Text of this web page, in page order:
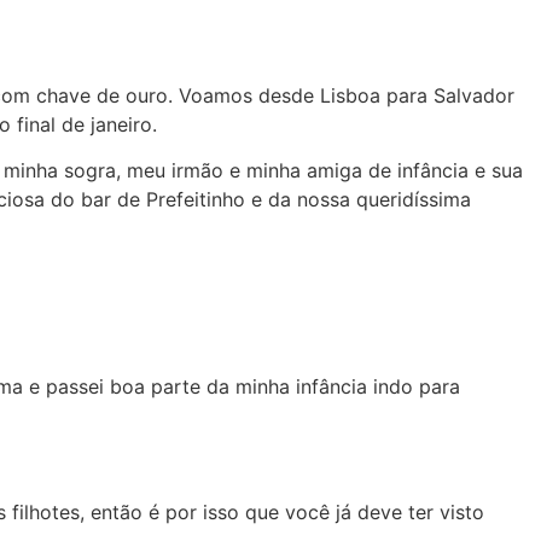
chave de ouro. Voamos desde Lisboa para Salvador
final de janeiro.
sogra, meu irmão e minha amiga de infância e sua
do bar de Prefeitinho e da nossa queridíssima
e passei boa parte da minha infância indo para
filhotes, então é por isso que você já deve ter visto